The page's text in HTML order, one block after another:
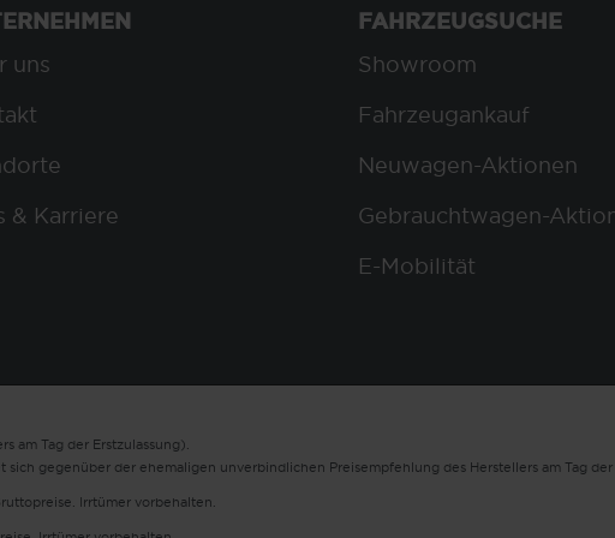
uns
& Karriere
FAHRZEUGSUCHE
Showroom
Fahrzeugankauf
Neuwagen-Aktionen
Gebrauchtwagen-
E-Mobilität
am Tag der Erstzulassung).
gegenüber der ehemaligen unverbindlichen Preisempfehlung des Herstellers am Tag
Irrtümer vorbehalten.